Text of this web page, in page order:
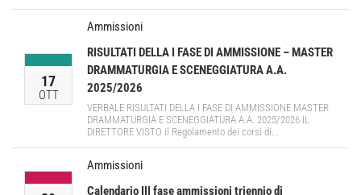
17
OTT
Ammissioni
RISULTATI DELLA I FASE DI AMMISSIONE – MASTER
DRAMMATURGIA E SCENEGGIATURA A.A.
2025/2026
VERBALE RISULTATI DELLA I FASE DI AMMISSIONE MASTER
DRAMMATURGIA E SCENEGGIATURA A.A. 2025/2026 IL
DIRETTORE VISTO il Regolamento dei corsi di...
Ammissioni
Calendario III fase ammissioni triennio di